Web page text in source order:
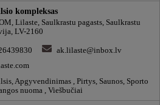
kompleksas
Lilaste, Saulkrastu pagasts, Saulkrastu
LV-2160
ak.lilaste@inbox.lv
Apgyvendinimas , Pirtys, Saunos, Sporto
nuoma , Viešbučiai